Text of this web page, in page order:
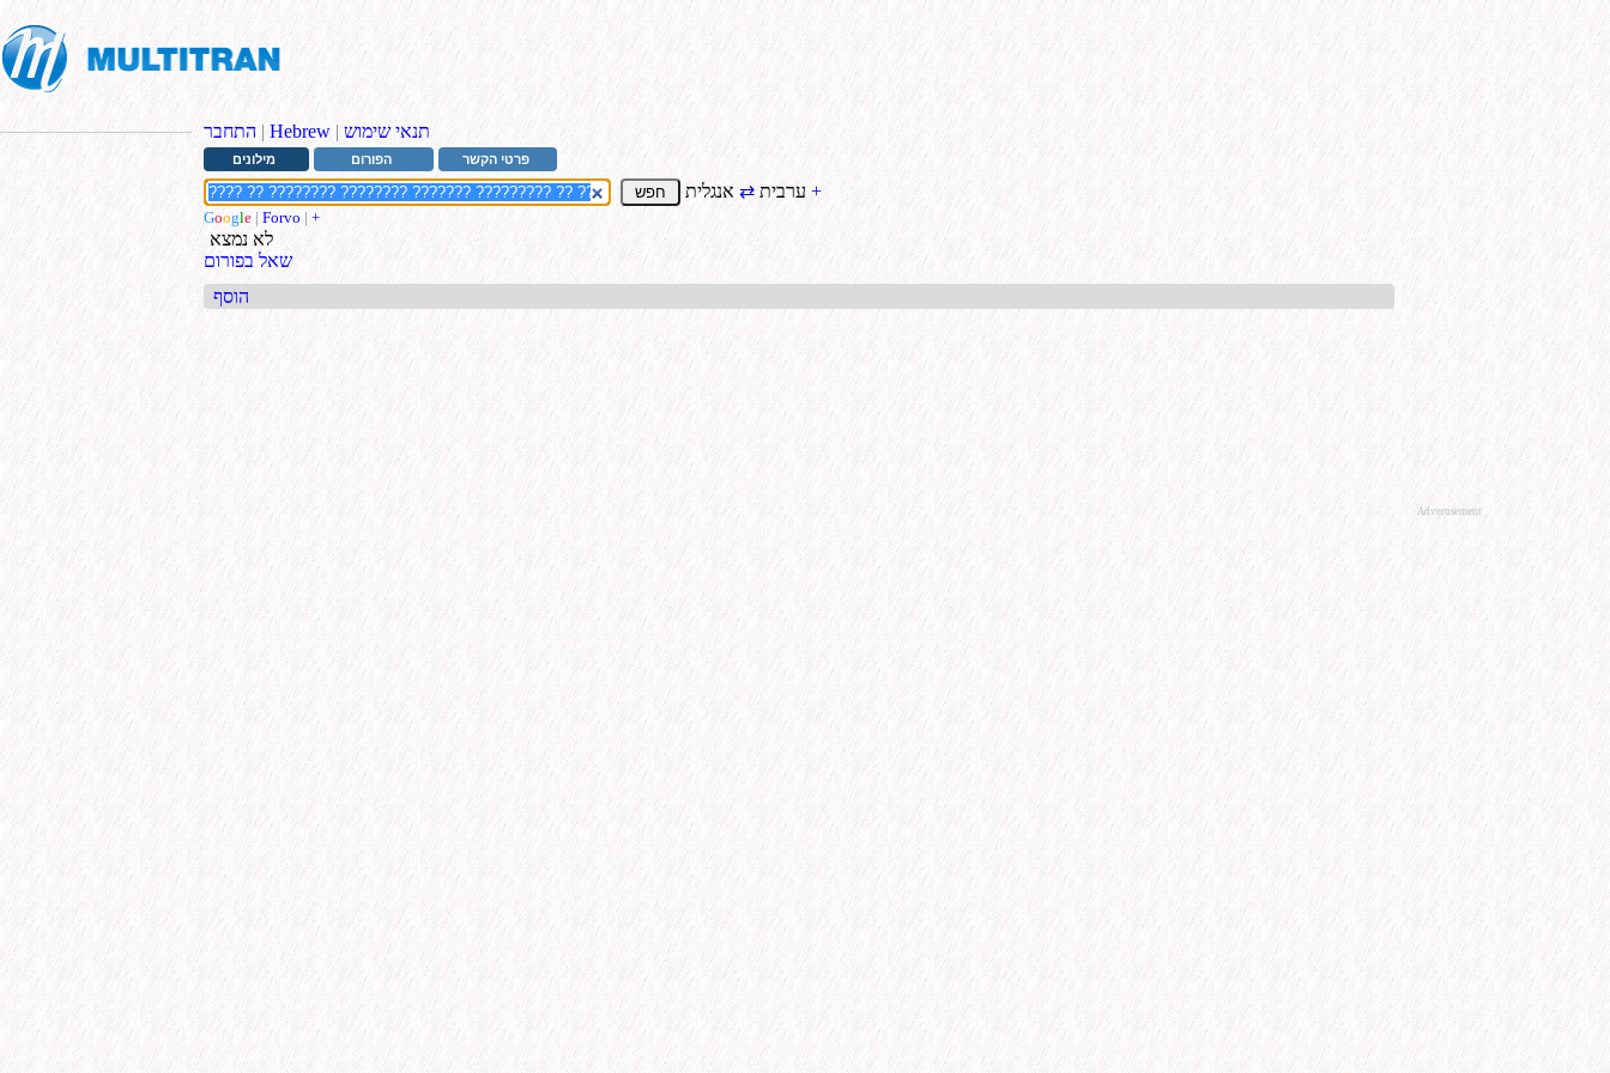
התחבר | Hebrew | תנאי שימוש
מילונים הפורום פרטי הקשר
ערבית⇄ +
Google | Forvo | +
לא נמצא
שאל בפורום
הוסף
Advertisement